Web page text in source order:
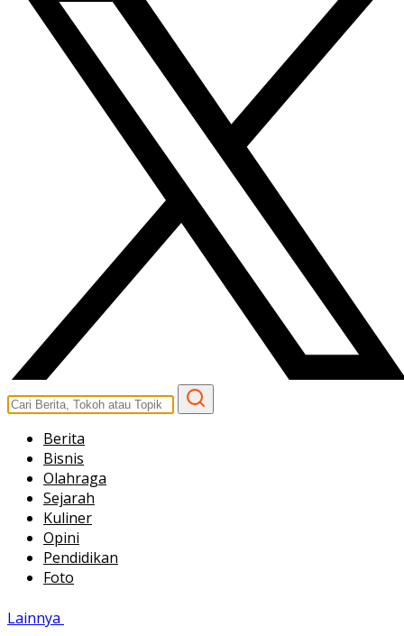
Berita
Bisnis
Olahraga
Sejarah
Kuliner
Opini
Pendidikan
Foto
Lainnya